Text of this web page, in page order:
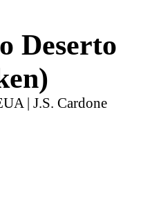
Deserto
| J.S. Cardone